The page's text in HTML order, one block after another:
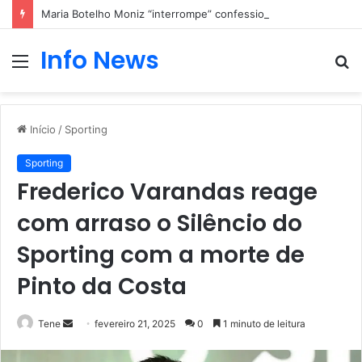
Maria Botelho Moniz “interrompe” confessionário
Menu
Info News
Início / Sporting
Sporting
Frederico Varandas reage
com arraso o Silêncio do
Sporting com a morte de
Pinto da Costa
Tene
Mandefevereiro 21, 2025 0 1 minuto de leitura